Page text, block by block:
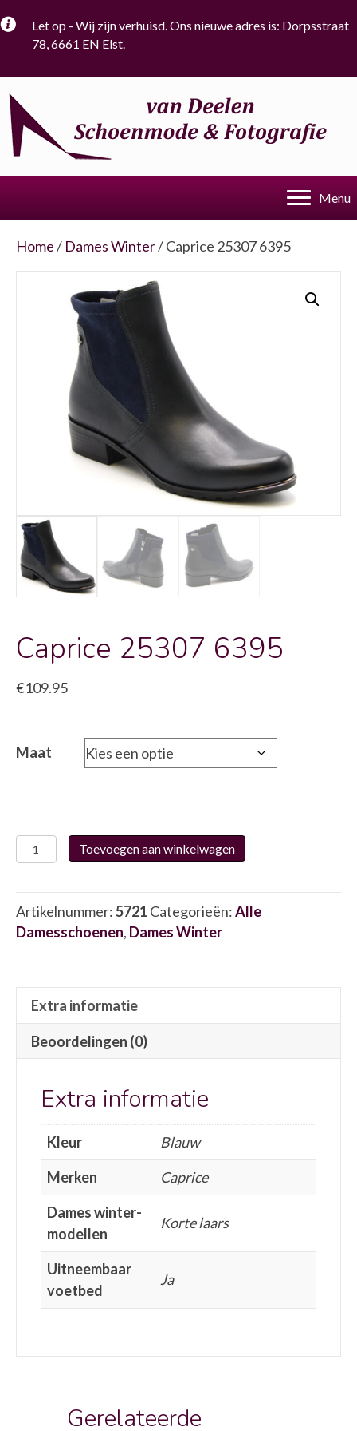
Let op - Wij zijn verhuisd. Ons nieuwe adres is: Dorpsstraat
78, 6661 EN Elst.
Menu
Home/ Dames Winter/ Caprice 25307 6395
Caprice 25307 6395
€109.95
Maat
Caprice
25307
aantal
Toevoegen aan winkelwagen
Artikelnummer:5721 Categorieën:Alle
Damesschoenen, Dames Winter
Extra informatie
Beoordelingen (0)
Extra informatie
Kleur
Blauw
Merken
Caprice
Dames winter-
modellen
Korte laars
Uitneembaar
voetbed
Ja
Gerelateerde